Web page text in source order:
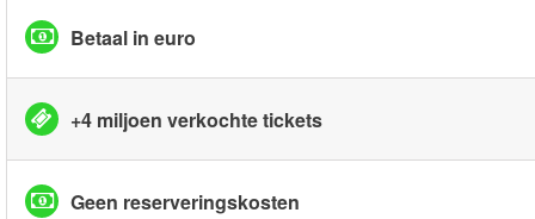
Betaal in euro
+4 miljoen verkochte tickets
Geen reserveringskosten